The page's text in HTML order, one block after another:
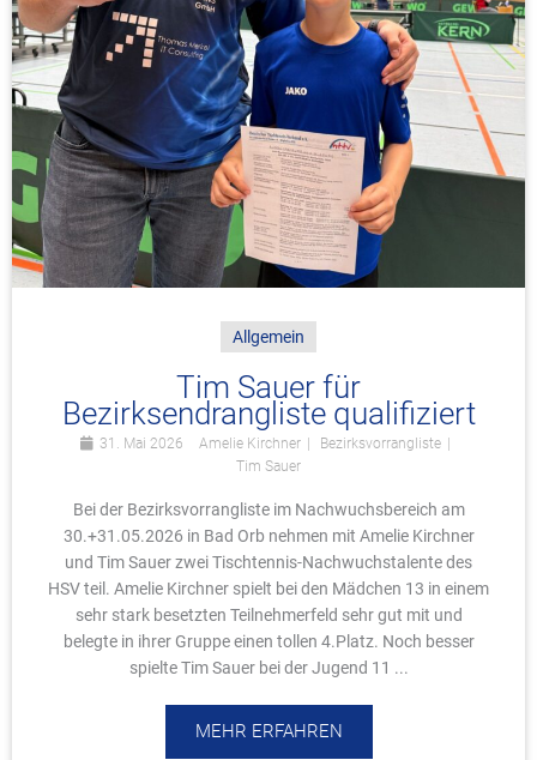
Allgemein
Tim Sauer für
Bezirksendrangliste qualifiziert
31. Mai 2026 Amelie Kirchner
Bezirksvorrangliste
Tim Sauer
Bei der Bezirksvorrangliste im Nachwuchsbereich am
30.+31.05.2026 in Bad Orb nehmen mit Amelie Kirchner
und Tim Sauer zwei Tischtennis-Nachwuchstalente des
HSV teil. Amelie Kirchner spielt bei den Mädchen 13 in einem
sehr stark besetzten Teilnehmerfeld sehr gut mit und
belegte in ihrer Gruppe einen tollen 4.Platz. Noch besser
spielte Tim Sauer bei der Jugend 11 ...
MEHR ERFAHREN